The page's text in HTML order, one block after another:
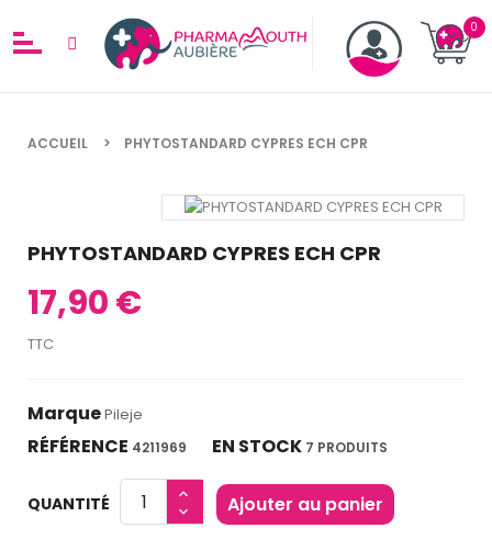
ACCUEIL PHYTOSTANDARD CYPRES ECH CPR
PHYTOSTANDARD CYPRES ECH CPR
17,90 €
TTC
MarquePileje
RÉFÉRENCE 4211969 EN STOCK 7 PRODUITS
QUANTITÉ Ajouter au panier